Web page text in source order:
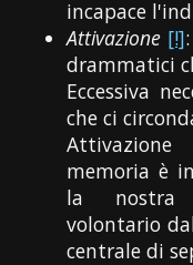
incapace
Attivazione [!]:
drammatici
Eccessiva
che ci
memoria è
la nostra
volontario
centrale di